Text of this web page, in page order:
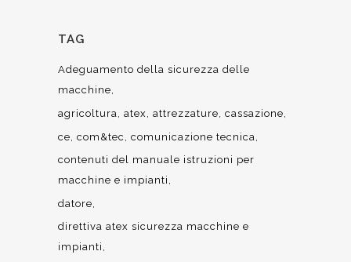
TAG
Adeguamento della sicurezza delle
macchine
agricoltura atex attrezzature cassazione
ce com&tec
comunicazione tecnica
contenuti del manuale istruzioni per
macchine e impianti
datore
direttiva atex sicurezza macchine e
impianti